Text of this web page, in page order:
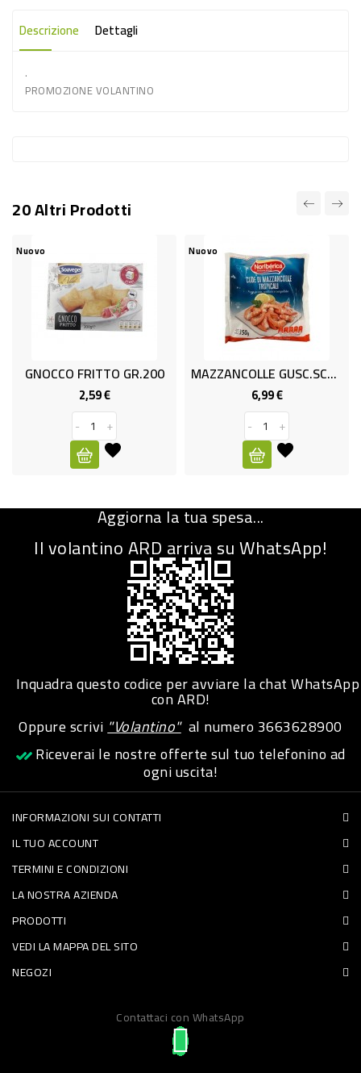
-
TESSUTI
DETERGENTI
SUPERFICI
ACCESSORI
CASA
CURA
IGIENICO
SANITARI
PERSONA
PUERICULTURA
PET
PET
FOOD
FRESCHI
PIATTI
PRONTI
E
CONDIMENTI
Descrizione Dettagli
.
PROMOZIONE VOLANTINO
20 Altri Prodotti
Nuovo
GNOCCO FRITTO GR.200
2,59 €Prezzo
-
+
Nuovo
MAZZANCOLLE GUSC.SCOTT. GR.350
6,99 €Prezzo
-
+
Aggiorna la tua spesa...
Il volantino ARD arriva su WhatsApp!
Inquadra questo codice per avviare la chat WhatsApp
con ARD!
Oppure scrivi"Volantino"al numero3663628900
Riceverai le nostre offerte sul tuo telefonino ad
ogni uscita!
INFORMAZIONI SUI CONTATTI
IL TUO ACCOUNT
TERMINI E CONDIZIONI
LA NOSTRA AZIENDA
PRODOTTI
VEDI LA MAPPA DEL SITO
NEGOZI
Contattaci con WhatsApp